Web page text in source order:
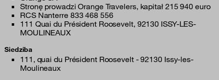
Stronę prowadzi Orange Travelers, kapitał 215 940 euro
RCS Nanterre 833 468 556
111 Quai du Président Roosevelt, 92130 ISSY-LES-
MOULINEAUX
Siedziba
111, quai du Président Roosevelt - 92130 Issy-les-
Moulineaux